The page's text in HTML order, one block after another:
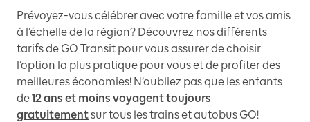
Prévoyez-vous célébrer avec votre famille et vos amis
à l’échelle de la région? Découvrez nos différents
tarifs de GO Transit pour vous assurer de choisir
l’option la plus pratique pour vous et de profiter des
meilleures économies! N’oubliez pas que les enfants
de12 ans et moins voyagent toujours
gratuitementsur tous les trains et autobus GO!